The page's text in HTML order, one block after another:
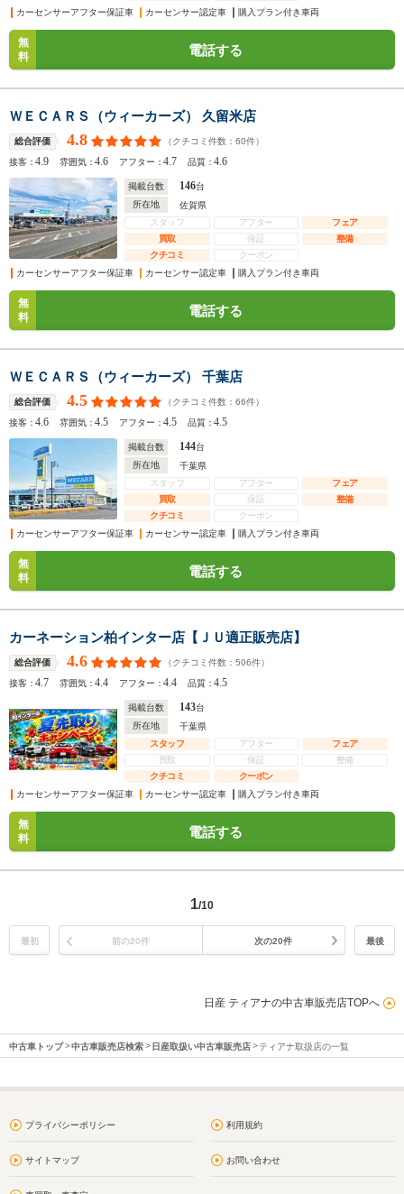
カーセンサーアフター保証車
カーセンサー認定車 購入プラン付き車両
無
料
電話する
ＷＥＣＡＲＳ（ウィーカーズ） 久留米店
総合評価 4.8 （クチコミ件数： 60件）
接客：4.9 雰囲気：4.6 アフター：4.7 品質：4.6
掲載台数 146台
所在地
佐賀県
スタッフ
アフター
フェア
買取
保証
整備
クチコミ
クーポン
カーセンサーアフター保証車
カーセンサー認定車 購入プラン付き車両
無
料
電話する
ＷＥＣＡＲＳ（ウィーカーズ） 千葉店
総合評価 4.5 （クチコミ件数： 66件）
接客：4.6 雰囲気：4.5 アフター：4.5 品質：4.5
掲載台数 144台
所在地
千葉県
スタッフ
アフター
フェア
買取
保証
整備
クチコミ
クーポン
カーセンサーアフター保証車
カーセンサー認定車 購入プラン付き車両
無
料
電話する
カーネーション柏インター店【ＪＵ適正販売店】
総合評価 4.6 （クチコミ件数： 506件）
接客：4.7 雰囲気：4.4 アフター：4.4 品質：4.5
掲載台数 143台
所在地
千葉県
スタッフ
アフター
フェア
買取
保証
整備
クチコミ
クーポン
カーセンサーアフター保証車
カーセンサー認定車 購入プラン付き車両
無
料
電話する
1/10
最初 前の20件 次の20件 最後
日産 ティアナの中古車販売店TOPへ
中古車トップ 中古車販売店検索 日産取扱い中古車販売店 ティアナ取扱店の一覧
プライバシーポリシー 利用規約
サイトマップ お問い合わせ